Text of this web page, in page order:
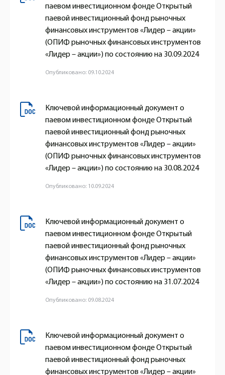
паевом инвестиционном фонде Открытый
паевой инвестиционный фонд рыночных
финансовых инструментов «Лидер – акции»
(ОПИФ рыночных финансовых инструментов
«Лидер – акции») по состоянию на 30.09.2024
Опубликовано: 09.10.2024
Ключевой информационный документ о
паевом инвестиционном фонде Открытый
паевой инвестиционный фонд рыночных
финансовых инструментов «Лидер – акции»
(ОПИФ рыночных финансовых инструментов
«Лидер – акции») по состоянию на 30.08.2024
Опубликовано: 10.09.2024
Ключевой информационный документ о
паевом инвестиционном фонде Открытый
паевой инвестиционный фонд рыночных
финансовых инструментов «Лидер – акции»
(ОПИФ рыночных финансовых инструментов
«Лидер – акции») по состоянию на 31.07.2024
Опубликовано: 09.08.2024
Ключевой информационный документ о
паевом инвестиционном фонде Открытый
паевой инвестиционный фонд рыночных
финансовых инструментов «Лидер – акции»